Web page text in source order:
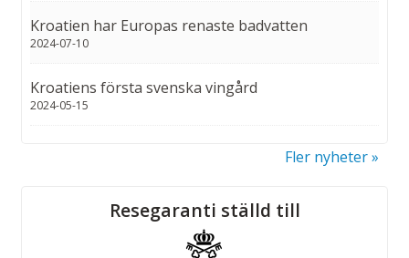
Kroatien har Europas renaste badvatten
2024-07-10
Kroatiens första svenska vingård
2024-05-15
Fler nyheter
Sociala medierResegaranti ställd till